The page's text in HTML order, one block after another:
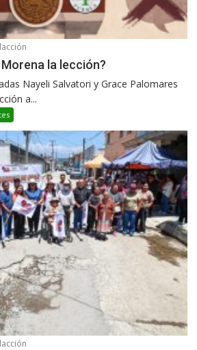
la lección?
Nayeli Salvatori y Grace Palomares
a...